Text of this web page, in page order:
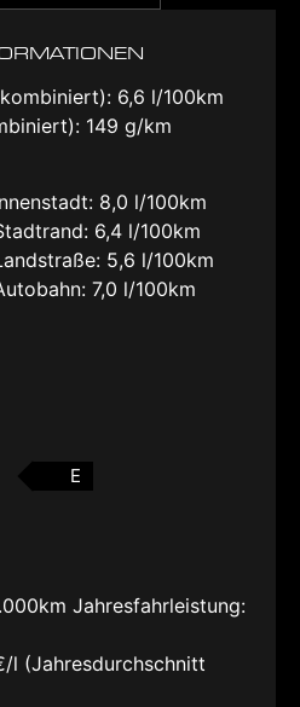
6,6 l/100km
149 g/km
8,0 l/100km
6,4 l/100km
5,6 l/100km
7,0 l/100km
E
Jahresfahrleistung:
l (Jahresdurchschnitt